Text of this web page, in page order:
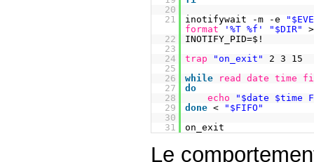
20
21
inotifywait -m -e
format
'%T %f' "$DIR"
22
INOTIFY_PID=$!
23
24
trap "on_exit"
2 3 15
25
26
while read date time
27
do
28
echo
"$date
29
done <
"$FIFO"
30
31
on_exit
Le